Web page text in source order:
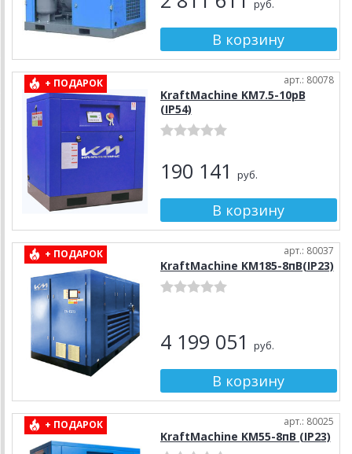
руб.
+ ПОДАРОК арт.: 80078
KraftMachine KM7.5-10рВ
(IP54)
190 141 руб.
+ ПОДАРОК арт.: 80037
KraftMachine KM185-8пВ(IP23)
4 199 051 руб.
+ ПОДАРОК арт.: 80025
KraftMachine KM55-8пВ (IP23)